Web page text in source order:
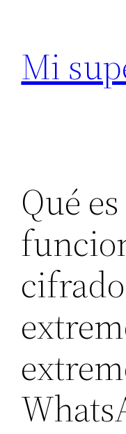
contenido
Mi
Qué